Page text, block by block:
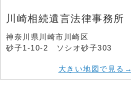
川崎相続遺言法律事務所
神奈川県川崎市川崎区
砂子1-10-2 ソシオ砂子303
大きい地図で見る→